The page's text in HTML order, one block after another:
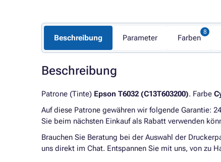
Beschreibung Parameter Farben
Beschreibung
Patrone (Tinte) Epson T6032 (C13T603200). Farbe
Auf diese Patrone gewähren wir folgende Garantie:
Sie beim nächsten Einkauf als Rabatt verwenden
Brauchen Sie Beratung bei der Auswahl der
uns direkt im Chat. Entspannen Sie mit uns, von zu